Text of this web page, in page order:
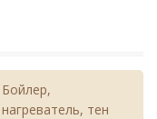
640 - 1440
Бойлер,
нагреватель, тен